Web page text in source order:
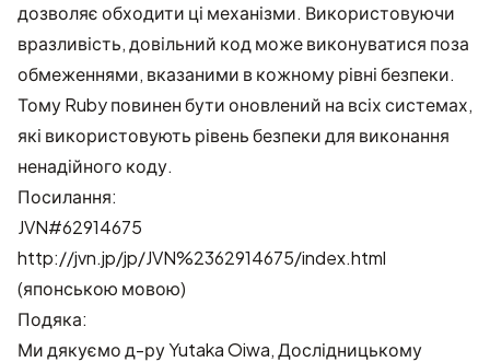
дозволяє обходити ці механізми. Використовуючи
вразливість, довільний код може виконуватися поза
обмеженнями, вказаними в кожному рівні безпеки.
Тому Ruby повинен бути оновлений на всіх системах,
які використовують рівень безпеки для виконання
ненадійного коду.
Посилання:
JVN#62914675
http://jvn.jp/jp/JVN%2362914675/index.html
(японською мовою)
Подяка:
Ми дякуємо д-ру Yutaka Oiwa, Дослідницькому